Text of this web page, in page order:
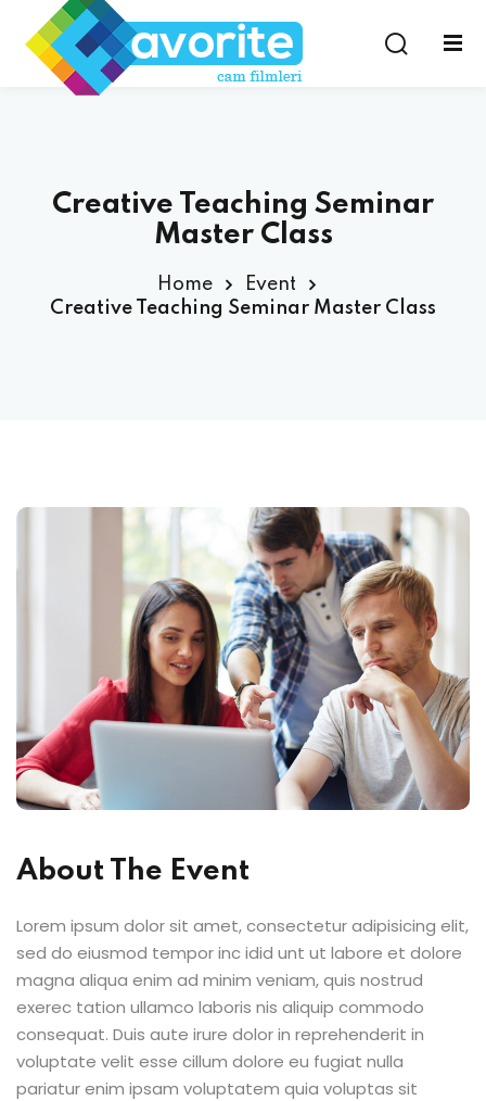
Creative Teaching Seminar
Master Class
Home
Event
Creative Teaching Seminar Master Class
About The Event
Lorem ipsum dolor sit amet, consectetur adipisicing elit,
sed do eiusmod tempor inc idid unt ut labore et dolore
magna aliqua enim ad minim veniam, quis nostrud
exerec tation ullamco laboris nis aliquip commodo
consequat. Duis aute irure dolor in reprehenderit in
voluptate velit esse cillum dolore eu fugiat nulla
pariatur enim ipsam voluptatem quia voluptas sit